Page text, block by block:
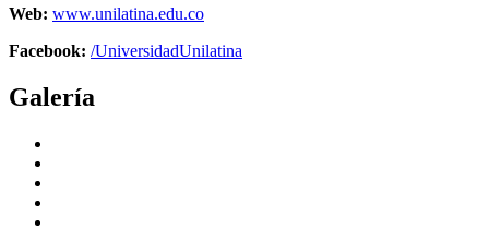
Web: www.unilatina.edu.co
Facebook: /UniversidadUnilatina
Galería